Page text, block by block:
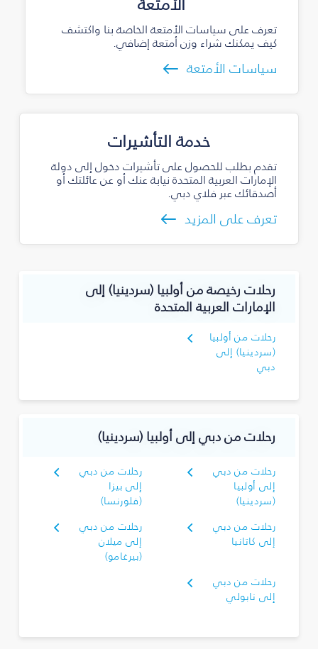
تعرف على سياسات الأمتعة الخاصة بنا واكتشف
كيف يمكنك شراء وزن أمتعة إضافي.
سياسات الأمتعة
خدمة التأشيرات
تقدم بطلب للحصول على تأشيرات دخول إلى دولة
الإمارات العربية المتحدة نيابة عنك أو عن عائلتك أو
أصدقائك عبر فلاي دبي.
تعرف على المزيد
رحلات رخيصة من أولبيا (سردينيا) إلى
الإمارات العربية المتحدة
رحلات من أولبيا
(سردينيا) إلى
دبي
رحلات من دبي إلى أولبيا (سردينيا)
رحلات من دبي
إلى أولبيا
(سردينيا)
رحلات من دبي
إلى بيزا
(فلورنسا)
رحلات من دبي
إلى كاتانيا
رحلات من دبي
إلى ميلان
(بيرغامو)
رحلات من دبي
إلى نابولي